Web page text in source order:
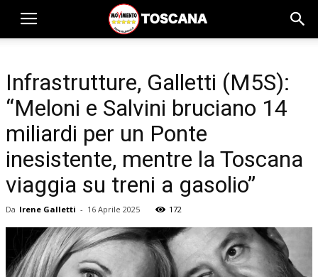
Infrastrutture, Galletti (M5S):
“Meloni e Salvini bruciano 14
miliardi per un Ponte
inesistente, mentre la Toscana
viaggia su treni a gasolio”
Da Irene Galletti - 16 Aprile 2025 172